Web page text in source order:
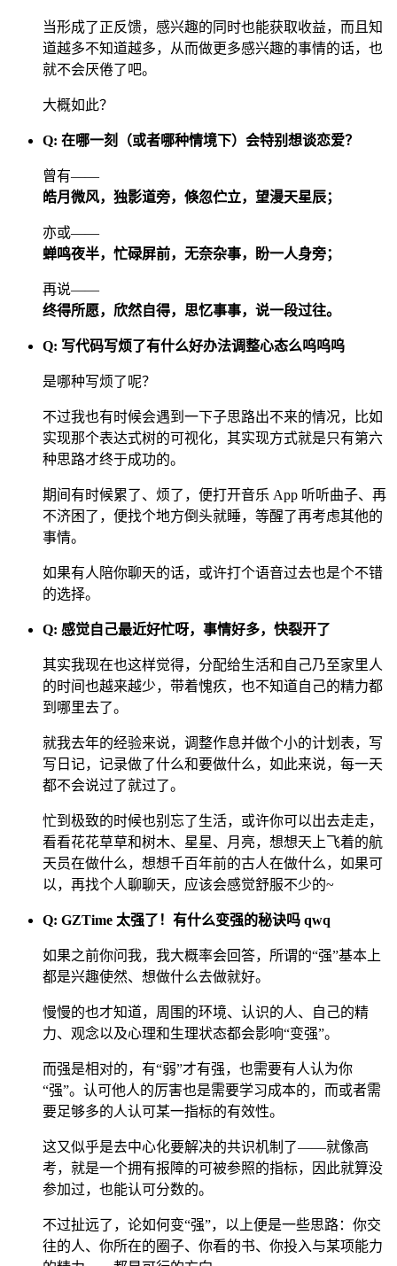
当形成了正反馈，感兴趣的同时也能获取收益，而且知
道越多不知道越多，从而做更多感兴趣的事情的话，也
就不会厌倦了吧。
大概如此？
Q: 在哪一刻（或者哪种情境下）会特别想谈恋爱？
曾有——
皓月微风，独影道旁，倏忽伫立，望漫天星辰；
亦或——
蝉鸣夜半，忙碌屏前，无奈杂事，盼一人身旁；
再说——
终得所愿，欣然自得，思忆事事，说一段过往。
Q: 写代码写烦了有什么好办法调整心态么呜呜呜
是哪种写烦了呢？
不过我也有时候会遇到一下子思路出不来的情况，比如
实现那个表达式树的可视化，其实现方式就是只有第六
种思路才终于成功的。
期间有时候累了、烦了，便打开音乐 App 听听曲子、再
不济困了，便找个地方倒头就睡，等醒了再考虑其他的
事情。
如果有人陪你聊天的话，或许打个语音过去也是个不错
的选择。
Q: 感觉自己最近好忙呀，事情好多，快裂开了
其实我现在也这样觉得，分配给生活和自己乃至家里人
的时间也越来越少，带着愧疚，也不知道自己的精力都
到哪里去了。
就我去年的经验来说，调整作息并做个小的计划表，写
写日记，记录做了什么和要做什么，如此来说，每一天
都不会说过了就过了。
忙到极致的时候也别忘了生活，或许你可以出去走走，
看看花花草草和树木、星星、月亮，想想天上飞着的航
天员在做什么，想想千百年前的古人在做什么，如果可
以，再找个人聊聊天，应该会感觉舒服不少的~
Q: GZTime 太强了！有什么变强的秘诀吗 qwq
如果之前你问我，我大概率会回答，所谓的“强”基本上
都是兴趣使然、想做什么去做就好。
慢慢的也才知道，周围的环境、认识的人、自己的精
力、观念以及心理和生理状态都会影响“变强”。
而强是相对的，有“弱”才有强，也需要有人认为你
“强”。认可他人的厉害也是需要学习成本的，而或者需
要足够多的人认可某一指标的有效性。
这又似乎是去中心化要解决的共识机制了——就像高
考，就是一个拥有报障的可被参照的指标，因此就算没
参加过，也能认可分数的。
不过扯远了，论如何变“强”，以上便是一些思路：你交
往的人、你所在的圈子、你看的书、你投入与某项能力